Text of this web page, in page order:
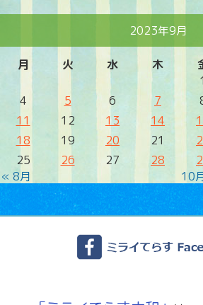
2023年9月
月 火 水 木
« 8月 10
1
4
5 6 7
11
12 13 14
18
19 20 21
25
26 27 28